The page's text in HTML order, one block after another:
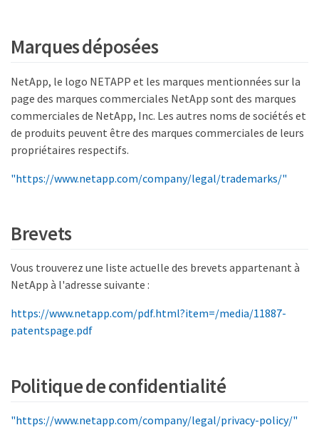
Marques déposées
NetApp, le logo NETAPP et les marques mentionnées sur la
page des marques commerciales NetApp sont des marques
commerciales de NetApp, Inc. Les autres noms de sociétés et
de produits peuvent être des marques commerciales de leurs
propriétaires respectifs.
"https://www.netapp.com/company/legal/trademarks/"
Brevets
Vous trouverez une liste actuelle des brevets appartenant à
NetApp à l'adresse suivante :
https://www.netapp.com/pdf.html?item=/media/11887-
patentspage.pdf
Politique de confidentialité
"https://www.netapp.com/company/legal/privacy-policy/"